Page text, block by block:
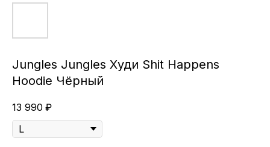
Jungles Jungles Худи Shit Happens
Hoodie Чёрный
13 990 ₽